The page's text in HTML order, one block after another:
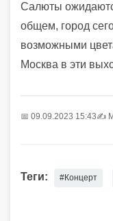
Салюты
общем, город
возможными
Москва в эти
📅 09.09.2023 15:43✍️
Теги: #Концерт